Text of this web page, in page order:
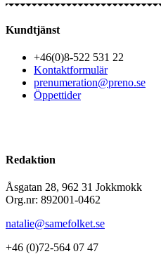
Kundtjänst
+46(0)8-522 531 22
Kontaktformulär
prenumeration@preno.se
Öppettider
Redaktion
Åsgatan 28, 962 31 Jokkmokk
Org.nr: 892001-0462
natalie@samefolket.se
+46 (0)72-564 07 47